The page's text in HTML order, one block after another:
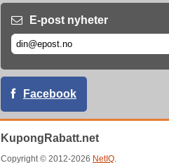
E-post nyheter
Facebook
KupongRabatt.net
Copyright © 2012-2026 NetIQ.